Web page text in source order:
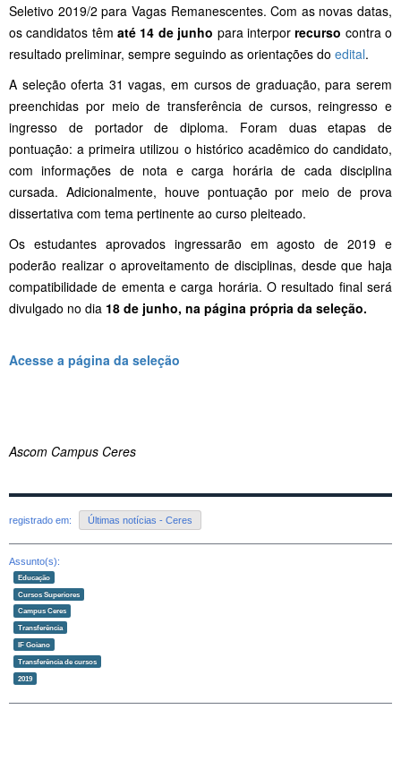
Seletivo 2019/2 para Vagas Remanescentes. Com as novas datas,
os candidatos têmaté 14 de junho para interporrecurso contra o
resultado preliminar, sempre seguindo as orientações do edital.
A seleção oferta 31 vagas, em cursos de graduação, para serem
preenchidas por meio de transferência de cursos, reingresso e
ingresso de portador de diploma. Foram duas etapas de
pontuação: a primeira utilizou o histórico acadêmico do candidato,
com informações de nota e carga horária de cada disciplina
cursada. Adicionalmente, houve pontuação por meio de prova
dissertativa com tema pertinente ao curso pleiteado.
Os estudantes aprovados ingressarão em agosto de 2019 e
poderão realizar o aproveitamento de disciplinas, desde que haja
compatibilidade de ementa e carga horária. O resultado final será
divulgado no dia 18 de junho, na página própria da seleção.
Acesse a página da seleção
Ascom Campus Ceres
registrado em: Últimas notícias - Ceres
Assunto(s):
Educação
Cursos Superiores
Campus Ceres
Transferência
IF Goiano
Transferência de cursos
2019